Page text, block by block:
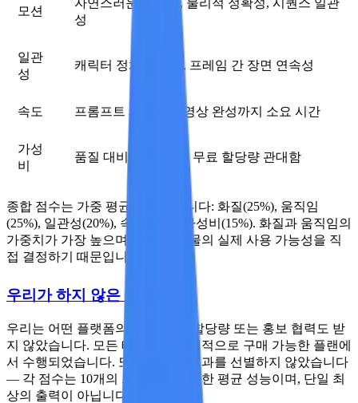
모션
자연스러운 움직임, 물리적 정확성, 시퀀스 일관
성
일관
성
캐릭터 정체성 유지, 프레임 간 장면 연속성
속도 프롬프트 제출부터 영상 완성까지 소요 시간
가성
비
품질 대비 가격 비율, 무료 할당량 관대함
종합 점수는 가중 평균을 적용합니다: 화질(25%), 움직임
(25%), 일관성(20%), 속도(15%), 가성비(15%). 화질과 움직임의
가중치가 가장 높으며, 이는 출력물의 실제 사용 가능성을 직
접 결정하기 때문입니다.
우리가 하지 않은 일들
우리는 어떤 플랫폼의 후원, 무료 할당량 또는 홍보 협력도 받
지 않았습니다. 모든 테스트는 공개적으로 구매 가능한 플랜에
서 수행되었습니다. 또한 최상의 결과를 선별하지 않았습니다
— 각 점수는 10개의 프롬프트에 대한 평균 성능이며, 단일 최
상의 출력이 아닙니다.